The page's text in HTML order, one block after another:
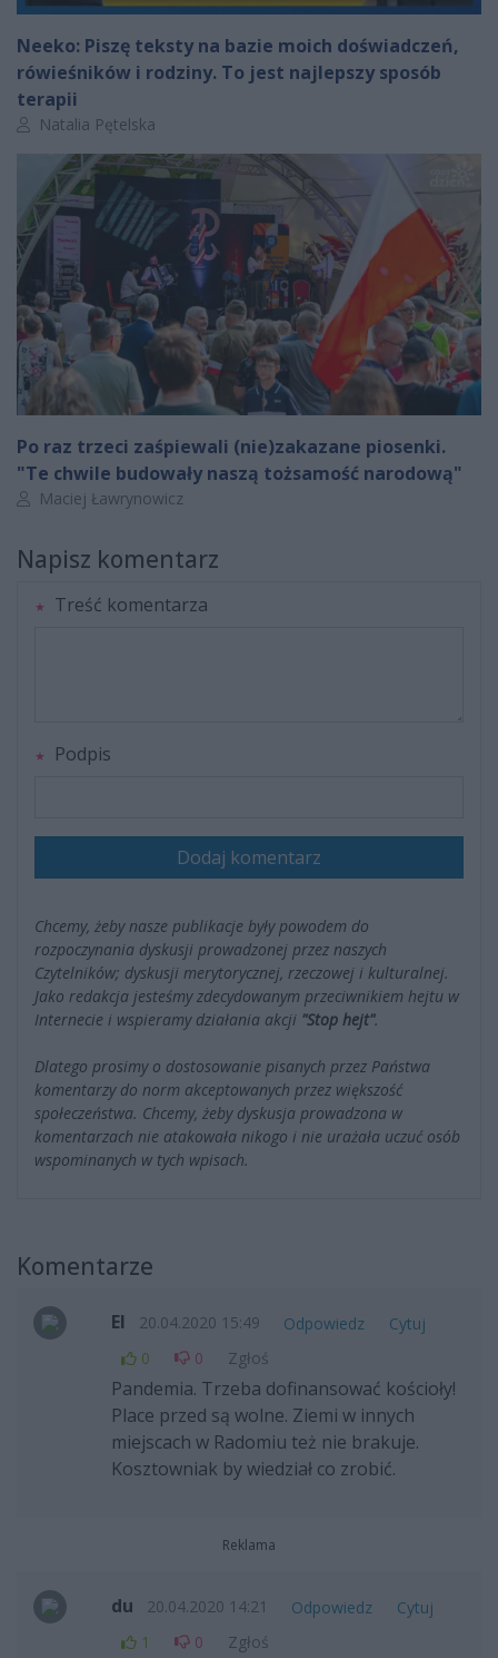
Neeko: Piszę teksty na bazie moich doświadczeń,
rówieśników i rodziny. To jest najlepszy sposób
terapii
Autor artykułu:
Natalia Pętelska
Po raz trzeci zaśpiewali (nie)zakazane piosenki.
"Te chwile budowały naszą tożsamość narodową"
Autor artykułu:
Maciej Ławrynowicz
Napisz komentarz
Treść komentarza
Podpis
Dodaj komentarz
Chcemy, żeby nasze publikacje były powodem do
rozpoczynania dyskusji prowadzonej przez naszych
Czytelników; dyskusji merytorycznej, rzeczowej i kulturalnej.
Jako redakcja jesteśmy zdecydowanym przeciwnikiem hejtu w
Internecie i wspieramy działania akcji "Stop hejt".
Dlatego prosimy o dostosowanie pisanych przez Państwa
komentarzy do norm akceptowanych przez większość
społeczeństwa. Chcemy, żeby dyskusja prowadzona w
komentarzach nie atakowała nikogo i nie urażała uczuć osób
wspominanych w tych wpisach.
Komentarze
El 20.04.2020 15:49 Odpowiedz
Cytuj
0
0 Zgłoś
Pandemia. Trzeba dofinansować kościoły!
Place przed są wolne. Ziemi w innych
miejscach w Radomiu też nie brakuje.
Kosztowniak by wiedział co zrobić.
Reklama
du 20.04.2020 14:21 Odpowiedz
Cytuj
1
0 Zgłoś